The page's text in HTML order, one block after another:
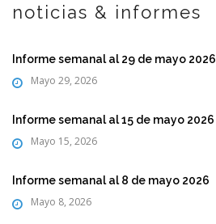
noticias & informes
Informe semanal al 29 de mayo 2026
Mayo 29, 2026
Informe semanal al 15 de mayo 2026
Mayo 15, 2026
Informe semanal al 8 de mayo 2026
Mayo 8, 2026